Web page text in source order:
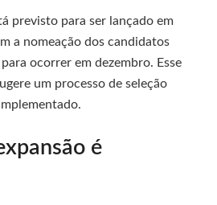
previsto para ser lançado em
a nomeação dos candidatos
ocorrer em dezembro. Esse
um processo de seleção
é